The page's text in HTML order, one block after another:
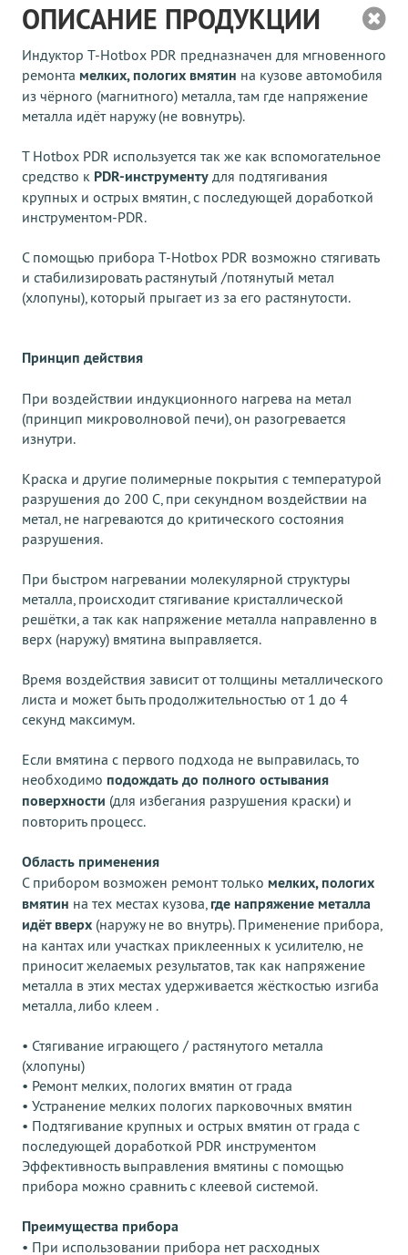
ОПИСАНИЕ ПРОДУКЦИИ
Индуктор Т-Hotbox PDR предназначен для мгновенного
ремонта мелких, пологих вмятин на кузове автомобиля
из чёрного (магнитного) металла, там где напряжение
металла идёт наружу (не вовнутрь).
Т Hotbox PDR используется так же как вспомогательное
средство к PDR-инструменту для подтягивания
крупных и острых вмятин, с последующей доработкой
инструментом-PDR.
С помощью прибора Т-Hotbox PDR возможно стягивать
и стабилизировать растянутый /потянутый метал
(хлопуны), который прыгает из за его растянутости.
Принцип действия
При воздействии индукционного нагрева на метал
(принцип микроволновой печи), он разогревается
изнутри.
Краска и другие полимерные покрытия с температурой
разрушения до 200 С, при секундном воздействии на
метал, не нагреваются до критического состояния
разрушения.
При быстром нагревании молекулярной структуры
металла, происходит стягивание кристаллической
решётки, а так как напряжение металла направленно в
верх (наружу) вмятина выправляется.
Время воздействия зависит от толщины металлического
листа и может быть продолжительностью от 1 до 4
секунд максимум.
Если вмятина с первого подхода не выправилась, то
необходимо подождать до полного остывания
поверхности (для избегания разрушения краски) и
повторить процесс.
Область применения
С прибором возможен ремонт только мелких, пологих
вмятин на тех местах кузова, где напряжение металла
идёт вверх (наружу не во внутрь). Применение прибора,
на кантах или участках приклеенных к усилителю, не
приносит желаемых результатов, так как напряжение
металла в этих местах удерживается жёсткостью изгиба
металла, либо клеем .
• Стягивание играющего / растянутого металла
(хлопуны)
• Ремонт мелких, пологих вмятин от града
• Устранение мелких пологих парковочных вмятин
• Подтягивание крупных и острых вмятин от града с
последующей доработкой PDR инструментом
Эффективность выправления вмятины с помощью
прибора можно сравнить с клеевой системой.
Преимущества прибора
• При использовании прибора нет расходных